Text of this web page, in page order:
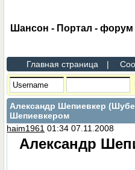
Шансон - Портал - форум
Главная страница |
Александр Шепиевкер
Шепиевкером
haim1961 01:34 07.11.2008
Александр